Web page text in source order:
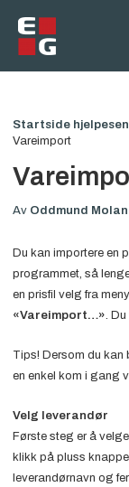
rett
innholdet
Startside
Vareimport
Av Oddmund
Du kan importere en
programmet, så
en prisfil velg fra
«Vareimport…».
Tips! Dersom du kan
en enkel kom i gang
Velg leverandør
Første steg er å
klikk på pluss
leverandørnavn og